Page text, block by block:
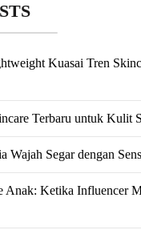
Kuasai Tren
Terbaru untuk Kulit
Wajah Segar dengan
Anak: Ketika Influencer